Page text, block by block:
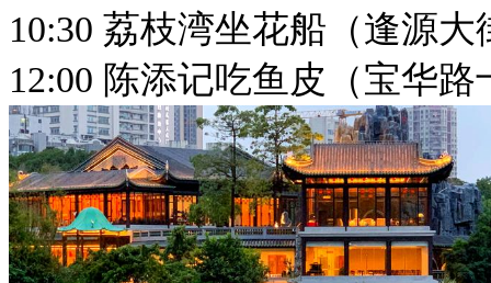
10:30 荔枝湾坐花船（逢源大
12:00 陈添记吃鱼皮（宝华